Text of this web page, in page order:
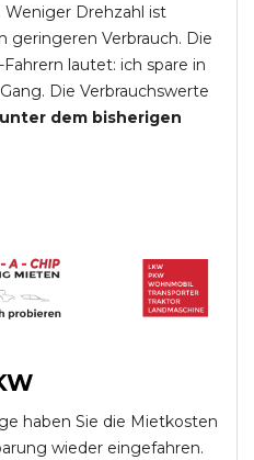
Drehzahl ist
Verbrauch. Die
lautet: ich spare in
Die Verbrauchswerte
unter dem bisherigen
haben Sie die Mietkosten
wieder eingefahren.